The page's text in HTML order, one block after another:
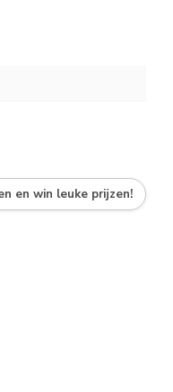
en win leuke prijzen!